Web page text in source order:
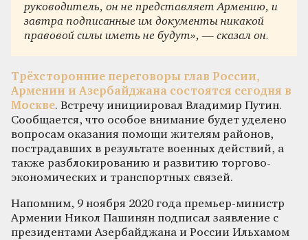
руководитель, он не представляет Армению, и
завтра подписанные им документы никакой
правовой силы иметь не будут», — сказал он.
Трёхсторонние переговоры глав России,
Армении и Азербайджана состоятся сегодня в
Москве. Встречу инициировал Владимир Путин.
Сообщается, что особое внимание будет уделено
вопросам оказания помощи жителям районов,
пострадавших в результате военных действий, а
также разблокированию и развитию торгово-
экономических и транспортных связей.
Напомним, 9 ноября 2020 года премьер-министр
Армении Никол Пашинян подписал заявление с
президентами Азербайджана и России Ильхамом